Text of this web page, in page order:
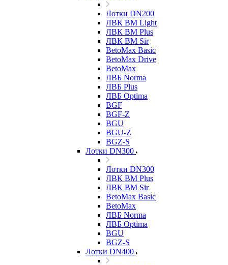
Лотки DN200
ЛВК ВМ Light
ЛВК ВМ Plus
ЛВК ВМ Sir
BetoMax Basic
BetoMax Drive
BetoMax
ЛВБ Norma
ЛВБ Plus
ЛВБ Optima
BGF
BGF-Z
BGU
BGU-Z
BGZ-S
Лотки DN300
Лотки DN300
ЛВК ВМ Plus
ЛВК ВМ Sir
BetoMax Basic
BetoMax
ЛВБ Norma
ЛВБ Optima
BGU
BGZ-S
Лотки DN400